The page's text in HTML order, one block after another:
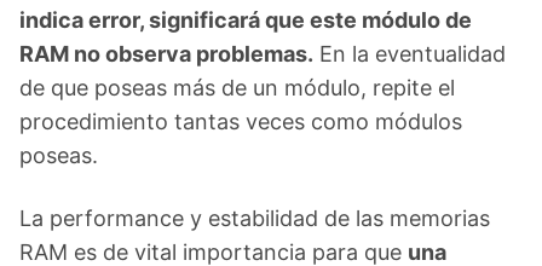
indica error, significará que este módulo de
RAM no observa problemas. En la eventualidad
de que poseas más de un módulo, repite el
procedimiento tantas veces como módulos
poseas.
La performance y estabilidad de las memorias
RAM es de vital importancia para que una